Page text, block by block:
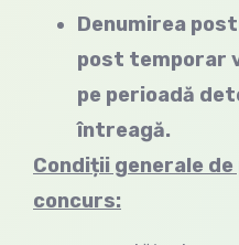
Denumirea
post temporar
pe perioadă
întreagă.
Condiții generale
concurs: